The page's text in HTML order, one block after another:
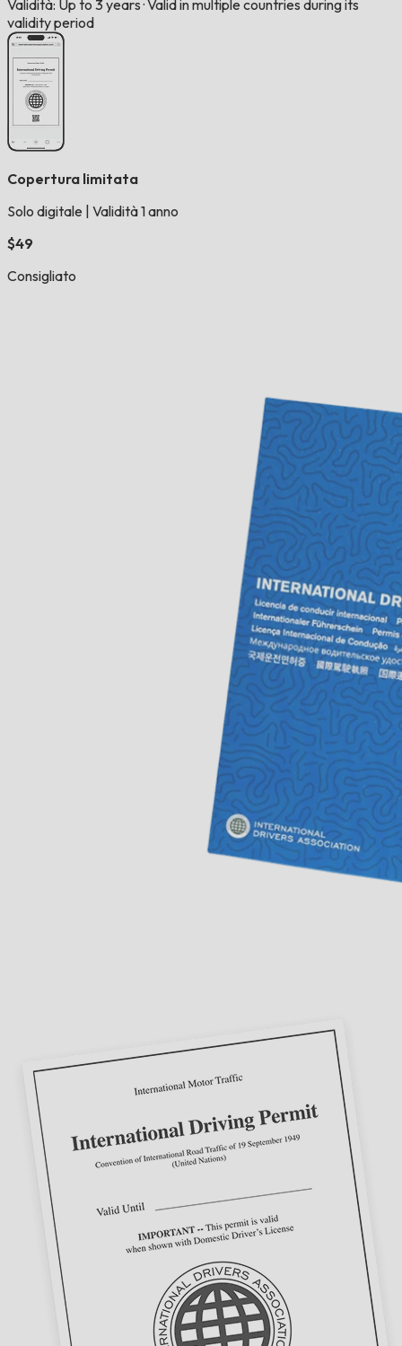
Validità: Up to 3 years ·Valid in multiple countries during its
validity period
Copertura limitata
Solo digitale Validità 1 anno
$49
Consigliato